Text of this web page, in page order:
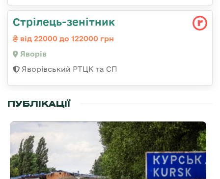
Стрілець-зенітник
від 22000 до 122000 грн
Яворів
Яворівський РТЦК та СП
ПУБЛІКАЦІЇ